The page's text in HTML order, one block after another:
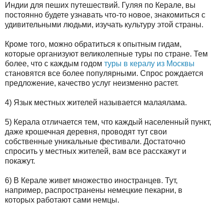
Индии для пеших путешествий. Гуляя по Керале, вы
постоянно будете узнавать что-то новое, знакомиться с
удивительными людьми, изучать культуру этой страны.
Кроме того, можно обратиться к опытным гидам,
которые организуют великолепные туры по стране. Тем
более, что с каждым годом туры в кералу из Москвы
становятся все более популярными. Спрос рождается
предложение, качество услуг неизменно растет.
4) Язык местных жителей называется малаялама.
5) Керала отличается тем, что каждый населенный пункт,
даже крошечная деревня, проводят тут свои
собственные уникальные фестивали. Достаточно
спросить у местных жителей, вам все расскажут и
покажут.
6) В Керале живет множество иностранцев. Тут,
например, распространены немецкие пекарни, в
которых работают сами немцы.